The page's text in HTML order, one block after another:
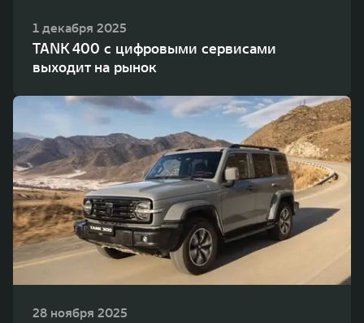
1 декабря 2025
TANK 400 с цифровыми сервисами
выходит на рынок
28 ноября 2025